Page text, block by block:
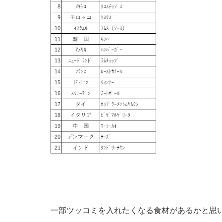
一部ツッコミを入れたくなる食材があるかと思